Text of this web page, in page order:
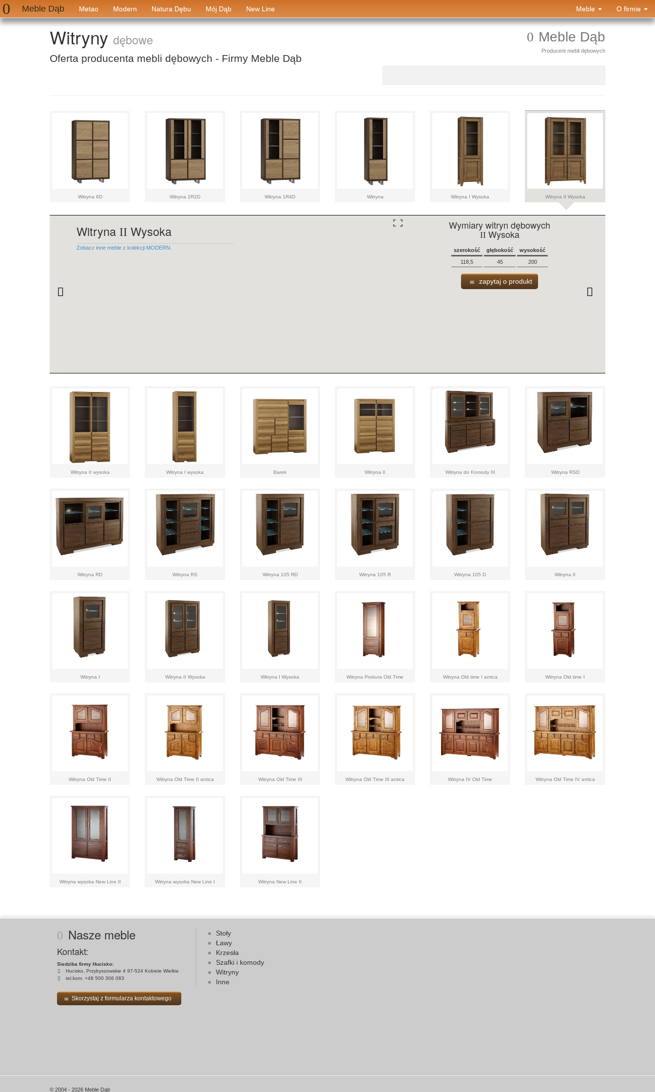
Meble Dąb Metao Modern Natura Dębu Mój Dąb New Line Meble O firmie
Witryny dębowe
Oferta producenta mebli dębowych - Firmy Meble Dąb
Meble Dąb
Producent mebli dębowych
Witryna 6D Witryna 2R2D Witryna 1R4D Witryna Witryna I Wysoka Witryna II Wysoka
Witryna II Wysoka
Zobacz inne meble z kolekcji MODERN.
Wymiary witryn dębowych
IIWysoka
szerokość głębokość
wysokość
118,5
45 200
zapytaj o produkt
Witryna II wysoka Witryna I wysoka Barek Witryna II Witryna do Komody III Witryna RSD
Witryna RD Witryna RS Witryna 105 RD Witryna 105 R Witryna 105 D Witryna II
Witryna I Witryna II Wysoka Witryna I Wysoka Witryna Prokura Old Time Witryna Old time I antica Witryna Old time I
Witryna Old Time II Witryna Old Time II antica Witryna Old Time III Witryna Old Time III antica Witryna IV Old Time Witryna Old Time IV antica
Witryna wysoka New Line II Witryna wysoka New Line I Witryna New Line II
Nasze meble
Kontakt:
Siedziba firmy Hucisko:
Hucisko, Przybyszowskie 4 97-524 Kobiele Wielkie
tel.kom. +48 500 306 083
Skorzystaj z formularza kontaktowego
Stoły
Ławy
Krzesła
Szafki i komody
Witryny
Inne
© 2004 - 2026 Meble Dąb